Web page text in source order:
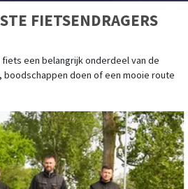
FIETSENDRAGERS
een belangrijk onderdeel van de
boodschappen doen of een mooie route